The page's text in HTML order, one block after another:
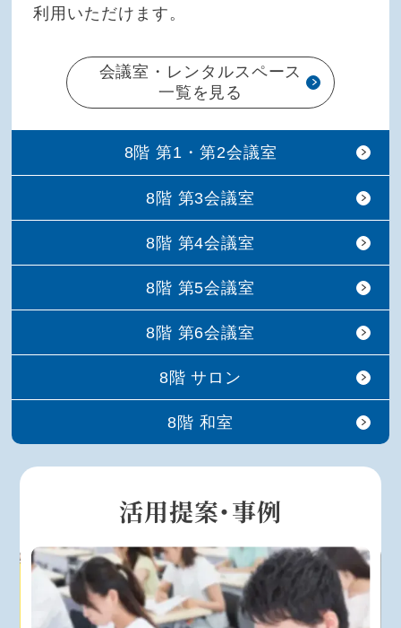
利用いただけます。
会議室・レンタルスペース
一覧を見る
8階 第1・第2会議室
8階 第3会議室
8階 第4会議室
8階 第5会議室
8階 第6会議室
8階 サロン
8階 和室
活用提案・事例